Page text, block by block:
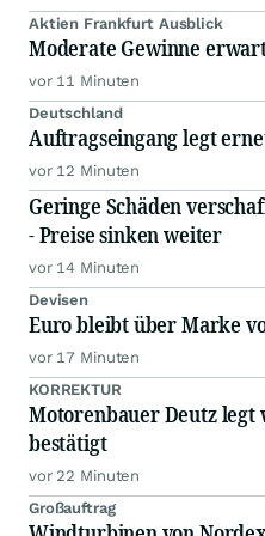
Aktien Frankfurt Ausblick
Moderate Gewinne
vor 11 Minuten
Deutschland
Auftragseingang legt
vor 12 Minuten
Geringe Schäden
- Preise sinken weiter
vor 14 Minuten
Devisen
Euro bleibt über Marke
vor 17 Minuten
KORREKTUR
Motorenbauer Deutz legt
bestätigt
vor 22 Minuten
Großauftrag